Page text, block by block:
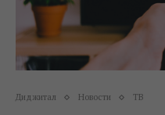
Диджитал Новости ТВ